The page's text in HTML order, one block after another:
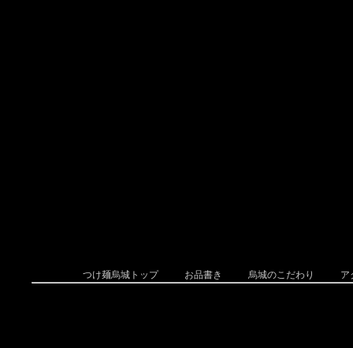
つけ麺烏城トップ お品書き 烏城のこだわり ア